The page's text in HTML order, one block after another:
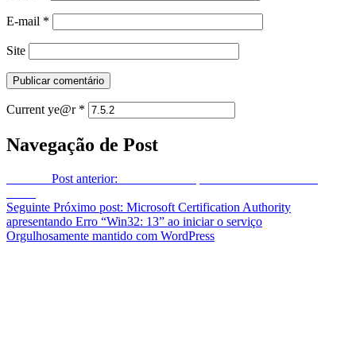
E-mail *
Site
Current ye@r *
Navegação de Post
Post anterior:
Seguinte Próximo post: Microsoft Certification Authority
apresentando Erro “Win32: 13” ao iniciar o serviço
Orgulhosamente mantido com WordPress